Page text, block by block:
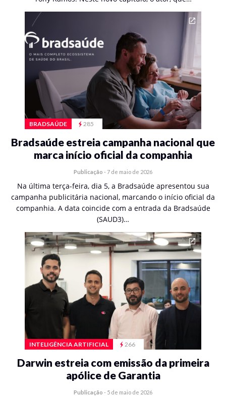
BRADSAÚDE 285
Bradsaúde estreia campanha nacional que
marca início oficial da companhia
Publicação - 7 de maio de 2026
Na última terça-feira, dia 5, a Bradsaúde apresentou sua
campanha publicitária nacional, marcando o início oficial da
companhia. A data coincide com a entrada da Bradsaúde
(SAUD3)…
INTELIGÊNCIA ARTIFICIAL 266
Darwin estreia com emissão da primeira
apólice de Garantia
Publicação - 5 de maio de 2026